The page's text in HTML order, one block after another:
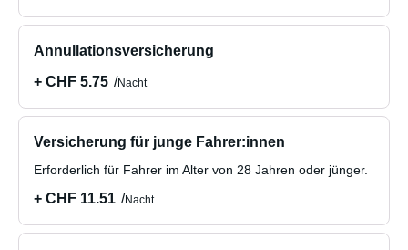
Annullationsversicherung
+ CHF 5.75
Nacht
Versicherung für junge Fahrer:innen
Erforderlich für Fahrer im Alter von 28 Jahren oder jünger.
+ CHF 11.51 Nacht